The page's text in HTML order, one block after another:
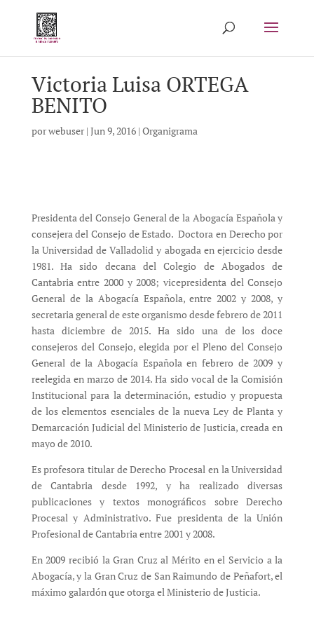
Victoria Luisa ORTEGA
BENITO
porwebuser| Jun 9, 2016| Organigrama
Presidenta del Consejo General de la Abogacía Española y
consejera del Consejo de Estado. Doctora en Derecho por
la Universidad de Valladolid y abogada en ejercicio desde
1981. Ha sido decana del Colegio de Abogados de
Cantabria entre 2000 y 2008; vicepresidenta del Consejo
General de la Abogacía Española, entre 2002 y 2008, y
secretaria general de este organismo desde febrero de 2011
hasta diciembre de 2015. Ha sido una de los doce
consejeros del Consejo, elegida por el Pleno del Consejo
General de la Abogacía Española en febrero de 2009 y
reelegida en marzo de 2014. Ha sido vocal de la Comisión
Institucional para la determinación, estudio y propuesta
de los elementos esenciales de la nueva Ley de Planta y
Demarcación Judicial del Ministerio de Justicia, creada en
mayo de 2010.
Es profesora titular de Derecho Procesal en la Universidad
de Cantabria desde 1992, y ha realizado diversas
publicaciones y textos monográficos sobre Derecho
Procesal y Administrativo. Fue presidenta de la Unión
Profesional de Cantabria entre 2001 y 2008.
En 2009 recibió la Gran Cruz al Mérito en el Servicio a la
Abogacía, y la Gran Cruz de San Raimundo de Peñafort, el
máximo galardón que otorga el Ministerio de Justicia.